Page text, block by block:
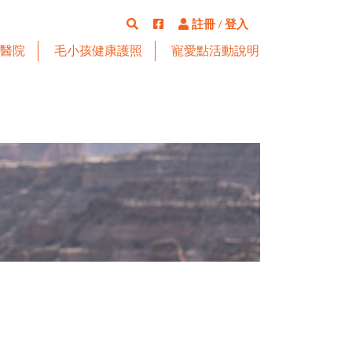
註冊 / 登入
院 毛小孩健康護照 寵愛點活動說明